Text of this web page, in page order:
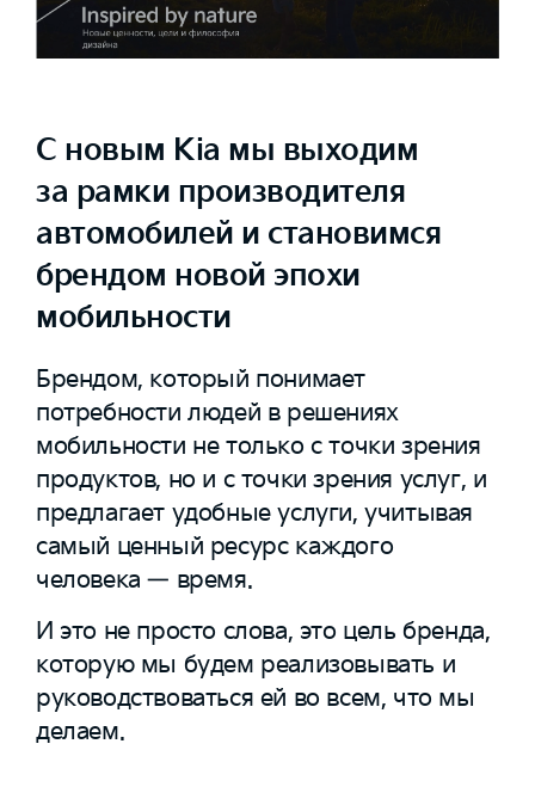
С новым Kia мы выходим
за рамки производителя
автомобилей и становимся
брендом новой эпохи
мобильности
Брендом, который понимает
потребности людей в решениях
мобильности не только с точки зрения
продуктов, но и с точки зрения услуг, и
предлагает удобные услуги, учитывая
самый ценный ресурс каждого
человека — время.
И это не просто слова, это цель бренда,
которую мы будем реализовывать и
руководствоваться ей во всем, что мы
делаем.